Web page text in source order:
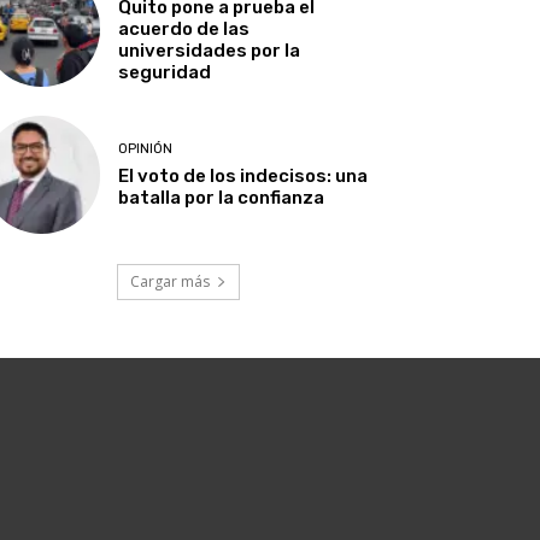
Quito pone a prueba el
acuerdo de las
universidades por la
seguridad
OPINIÓN
El voto de los indecisos: una
batalla por la confianza
Cargar más